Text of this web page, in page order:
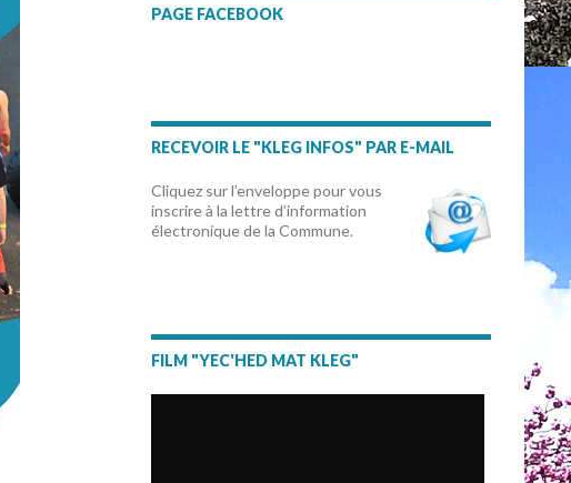
PAGE FACEBOOK
RECEVOIR LE "KLEG INFOS" PAR E-MAIL
Cliquez sur l’enveloppe pour vous
inscrire à la lettre d’information
électronique de la Commune.
FILM "YEC'HED MAT KLEG"